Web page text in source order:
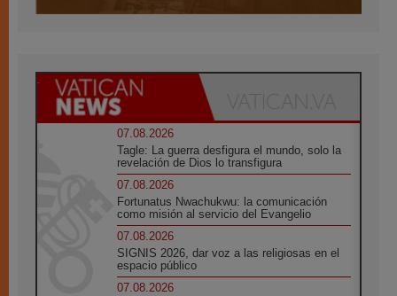
07.08.2026
Tagle: La guerra desfigura el mundo, solo la
revelación de Dios lo transfigura
07.08.2026
Fortunatus Nwachukwu: la comunicación
como misión al servicio del Evangelio
07.08.2026
SIGNIS 2026, dar voz a las religiosas en el
espacio público
07.08.2026